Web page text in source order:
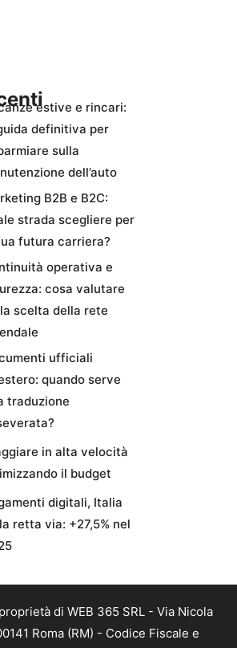
estive e rincari:
definitiva per
sulla
dell’auto
B2B e B2C:
strada scegliere per
futura carriera?
operativa e
cosa valutare
scelta della rete
ufficiali
quando serve
traduzione
in alta velocità
il budget
digitali, Italia
retta via: +27,5% nel
di WEB 365 SRL - Via Nicola
Roma (RM) - Codice Fiscale e